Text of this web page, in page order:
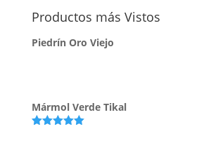
Productos más Vistos
Piedrín Oro Viejo
Mármol Verde Tikal